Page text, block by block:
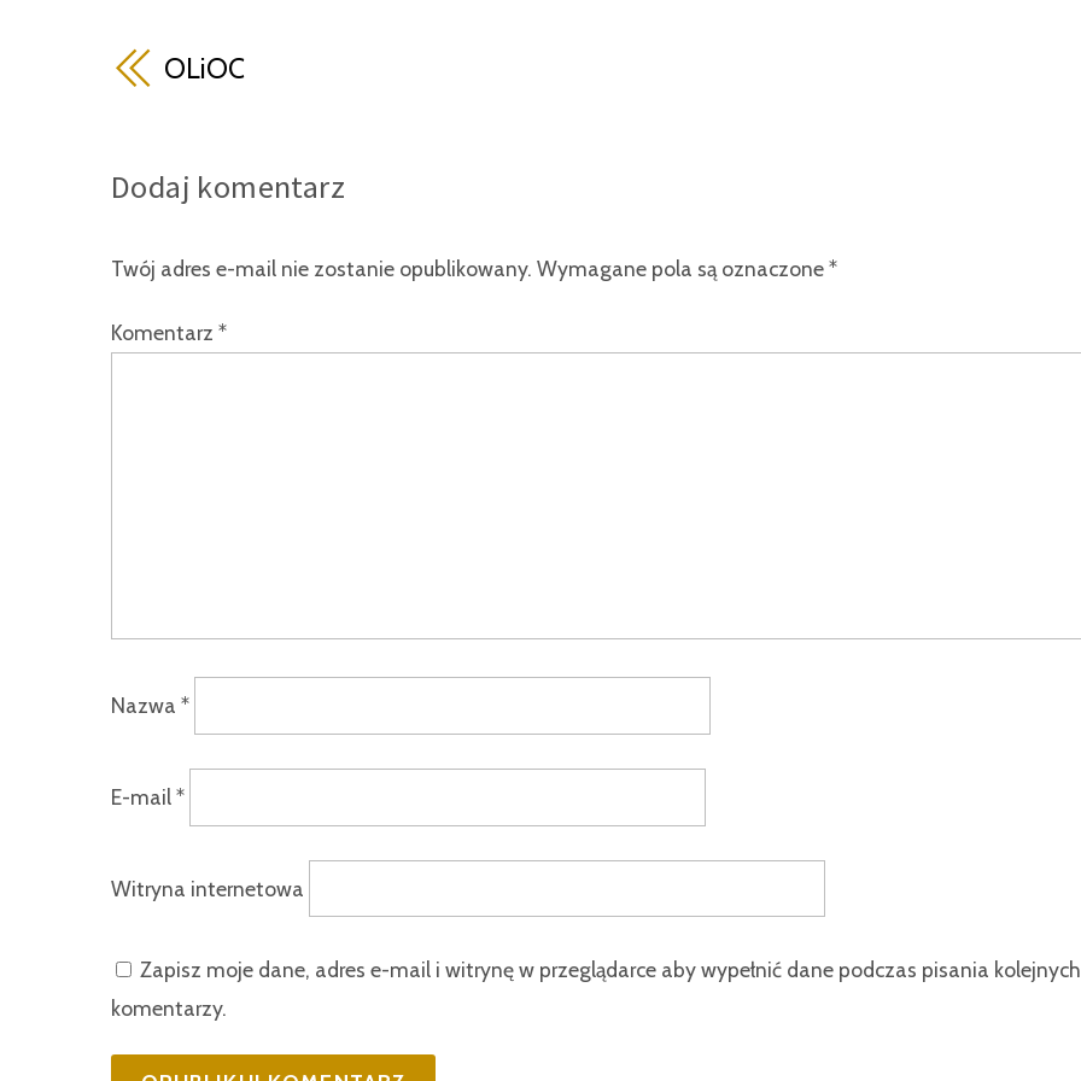
OLiOC
Dodaj komentarz
Twój adres e-mail nie zostanie opublikowany. Wymagane pola są oznaczone*
Komentarz *
Nazwa *
E-mail*
Witryna internetowa
Zapisz moje dane, adres e-mail i witrynę w przeglądarce aby wypełnić dane podczas pisania kolejnych
komentarzy.